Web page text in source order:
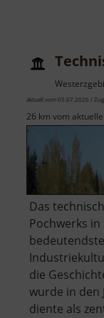
aktuell vom 05.07.2026 /
26 km vom
Das
Pochwerks
die
wurde in den
diente als